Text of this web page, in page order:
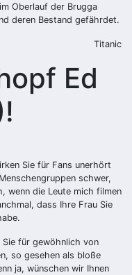
Oberlauf der Brugga
deren Bestand gefährdet.
Titanic
Ed
Sie für Fans unerhört
schwer,
wenn die Leute mich filmen
dass Ihre Frau Sie
Sie für gewöhnlich von
so gesehen als bloße
ja, wünschen wir Ihnen